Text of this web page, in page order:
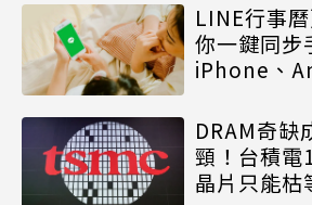
LINE行事
你一鍵同步
iPhone、
DRAM奇
頸！台積電
晶片只能枯